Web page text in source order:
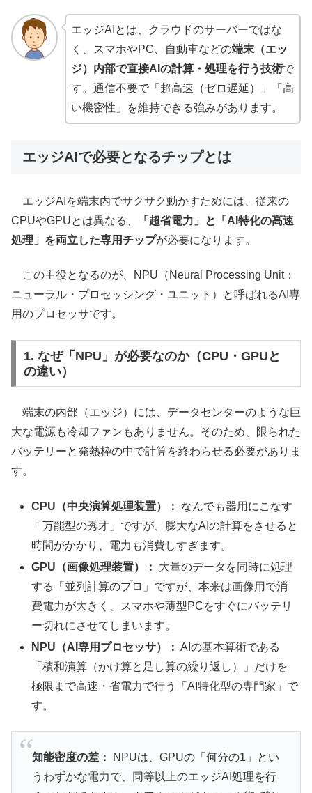
エッジAIとは、クラウドのサーバーではな
く、スマホやPC、自動車などの端末（エッ
ジ）内部で直接AIの計算・処理を行う技術で
す。通信不要で「超高速（ゼロ遅延）」「高
い機密性」を維持できる強みがあります。
エッジAIで必要となるチップとは
エッジAIを端末内でサクサク動かすためには、従来の
CPUやGPUとは異なる、
「超省電力」と「AI特化の高速
処理」を両立した専用チップが必要になります。
この主役となるのが、NPU（Neural Processing Unit：
ニューラル・プロセッシング・ユニット）と呼ばれるAI専
用のプロセッサです。
1. なぜ「NPU」が必要なのか（CPU・GPUと
の違い）
端末の内部（エッジ）には、データセンターのような巨
大な電源も冷却ファンもありません。そのため、限られた
バッテリーと発熱枠の中で計算を終わらせる必要がありま
す。
CPU（中央演算処理装置）：
なんでも器用にこなす
「万能型の秀才」ですが、膨大なAIの計算をさせると
時間がかかり、電力も消費しすぎます。
GPU（画像処理装置）：
大量のデータを同時に処理
する「並列計算のプロ」ですが、本来は画像用で消
費電力が大きく、スマホや薄型PCをすぐにバッテリ
ー切れにさせてしまいます。
NPU（AI専用プロセッサ）： AIの基本算術である
「積和演算（かけ算と足し算の繰り返し）」だけを
極限まで高速・省電力で行う「AI特化型の専門家」で
す。
知能密度の差：
NPUは、GPUの「何分の1」とい
うわずかな電力で、同等以上のエッジAI処理を行